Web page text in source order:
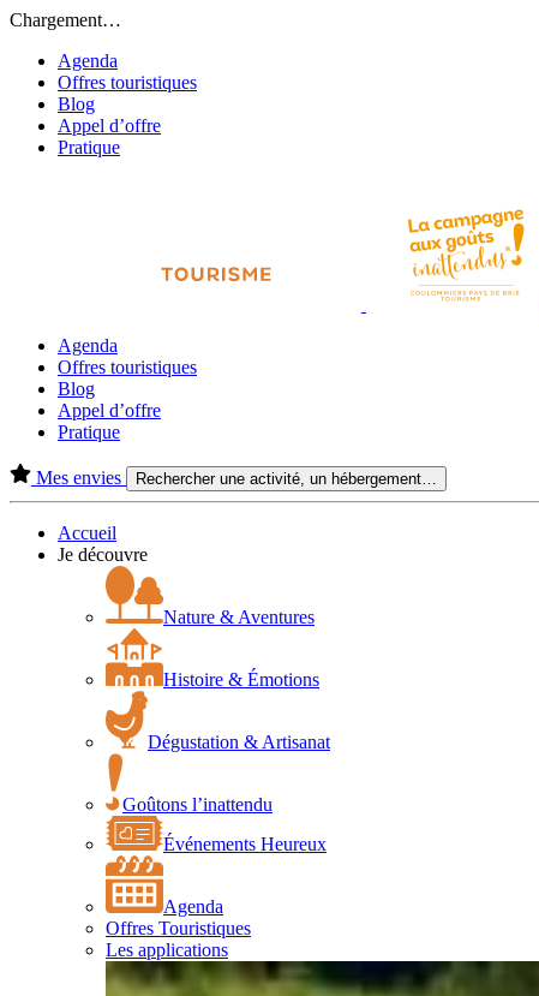
Chargement…
Agenda
Offres touristiques
Blog
Appel d’offre
Pratique
Agenda
Offres touristiques
Blog
Appel d’offre
Pratique
Mes envies Rechercher une activité, un hébergement…
Accueil
Je découvre
Nature & Aventures
Histoire & Émotions
Dégustation & Artisanat
Goûtons l’inattendu
Événements Heureux
Agenda
Offres Touristiques
Les applications